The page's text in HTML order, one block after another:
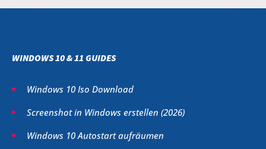
WINDOWS 10 & 11 GUIDES
Windows 10 Iso Download
Screenshot in Windows erstellen (2026)
Windows 10 Autostart aufräumen